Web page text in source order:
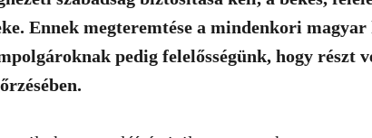
Ennek megteremtése a mindenkori
pedig felelősségünk, hogy részt